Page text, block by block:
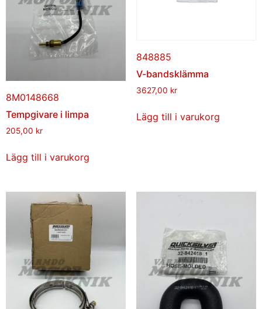
8M0148668
Tempgivare i limpa
205,00 kr
Lägg till i varukorg
848885
V-bandsklämma
3627,00 kr
Lägg till i varukorg